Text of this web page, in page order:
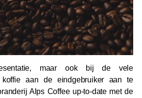
maar ook bij de vele
koffie aan de eindgebruiker aan te
Alps Coffee up-to-date met de